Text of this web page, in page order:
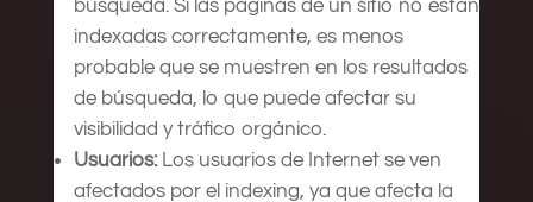
búsqueda. Si las páginas de un sitio no están
indexadas correctamente, es menos
probable que se muestren en los resultados
de búsqueda, lo que puede afectar su
visibilidad y tráfico orgánico.
Usuarios:Los usuarios de Internet se ven
afectados por el indexing, ya que afecta la